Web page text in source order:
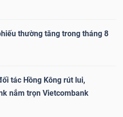
thường tăng trong tháng 8
tác Hồng Kông rút lui,
nắm trọn Vietcombank